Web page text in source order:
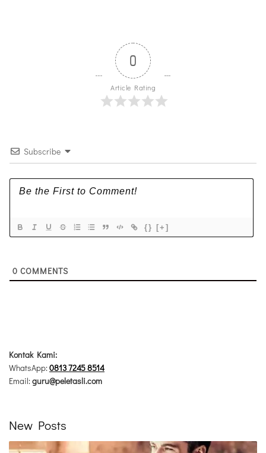
0
Article Rating
Subscribe
{} [+]
0 COMMENTS
Kontak Kami:
WhatsApp:0813 7245 8514
Email:guru@peletasli.com
New Posts